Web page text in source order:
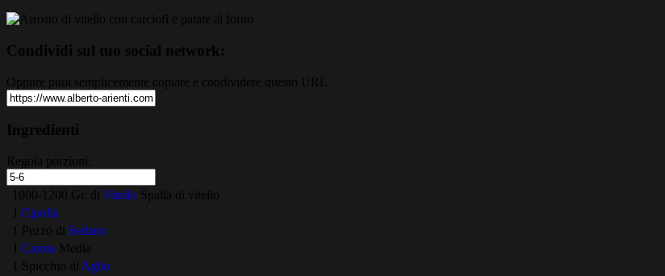
Condividi sul tuo social network:
Oppure puoi semplicemente copiare e condividere questo URL
Ingredienti
Regola porzioni:
1000-1200 Gr. di Vitello Spalla di vitello
Cipolla
1 Pezzo di
Sedano
Carota Media
1 Spicchio di
Aglio